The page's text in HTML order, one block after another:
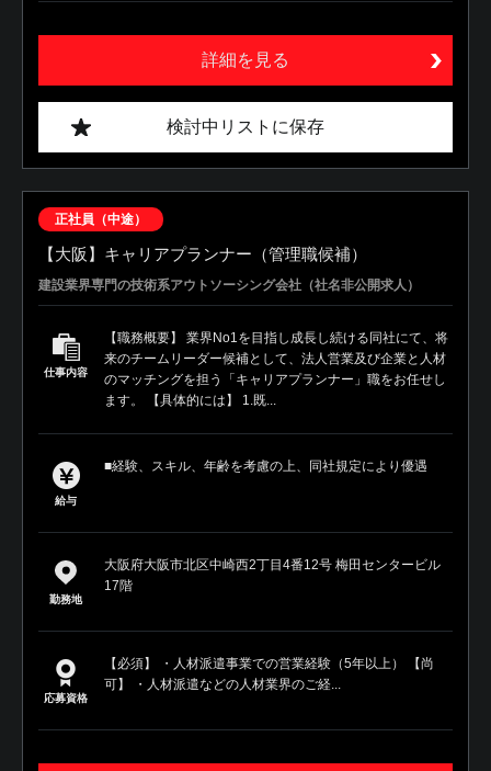
詳細を見る
検討中リストに保存
正社員（中途）
【大阪】キャリアプランナー（管理職候補）
建設業界専門の技術系アウトソーシング会社（社名非公開求人）
仕事内容
【職務概要】 業界No1を目指し成長し続ける同社にて、将
来のチームリーダー候補として、法人営業及び企業と人材
のマッチングを担う「キャリアプランナー」職をお任せし
ます。 【具体的には】 1.既...
給与
■経験、スキル、年齢を考慮の上、同社規定により優遇
勤務地
大阪府大阪市北区中崎西2丁目4番12号 梅田センタービル
17階
応募資格
【必須】 ・人材派遣事業での営業経験（5年以上） 【尚
可】 ・人材派遣などの人材業界のご経...